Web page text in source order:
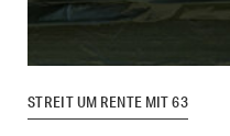
STREIT UM RENTE MIT 63